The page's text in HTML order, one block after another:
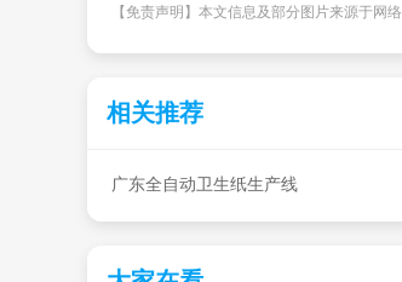
【免责声明】本文信息及部分图片来源于
相关推荐
广东全自动卫生纸生产线